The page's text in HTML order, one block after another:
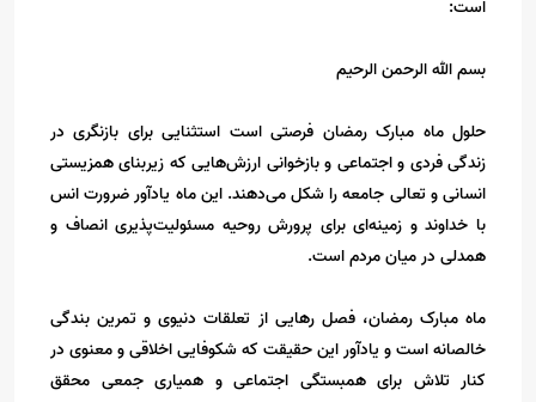
است:
بسم الله الرحمن الرحیم
حلول ماه مبارک رمضان فرصتی است استثنایی برای بازنگری در
زندگی فردی و اجتماعی و بازخوانی ارزش‌هایی که زیربنای همزیستی
انسانی و تعالی جامعه را شکل می‌دهند. این ماه یادآور ضرورت انس
با خداوند و زمینه‌ای برای پرورش روحیه مسئولیت‌پذیری انصاف و
همدلی در میان مردم است.
ماه مبارک رمضان، فصل رهایی از تعلقات دنیوی و تمرین بندگی
خالصانه است و یادآور این حقیقت که شکوفایی اخلاقی و معنوی در
کنار تلاش برای همبستگی اجتماعی و همیاری جمعی محقق